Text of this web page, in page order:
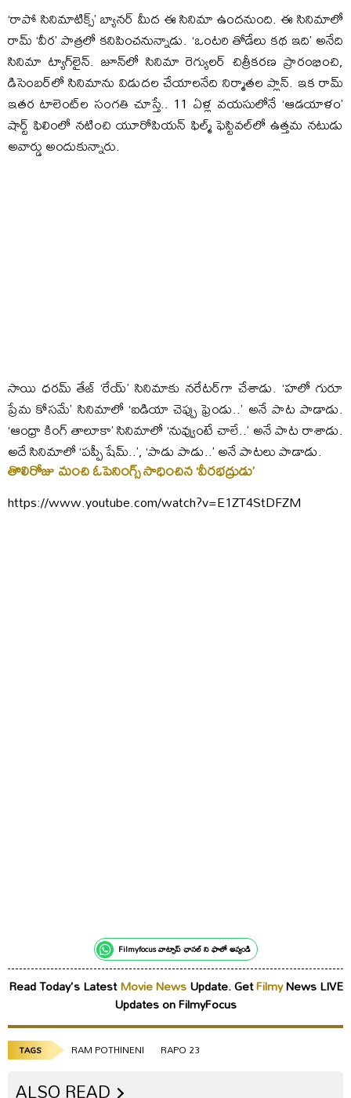
‘రాపో సినిమాటిక్స్‌’ బ్యానర్‌ మీద ఈ సినిమా ఉందనుంది. ఈ సినిమాలో
రామ్‌ ‘వీర’ పాత్రలో కనిపించనున్నాడు. ‘ఒంటరి తోడేలు కథ ఇది’ అనేది
సినిమా ట్యాగ్‌లైన్‌. జూన్‌లో సినిమా రెగ్యులర్‌ చిత్రీకరణ ప్రారంభించి,
డిసెంబర్‌లో సినిమాను విడుదల చేయాలనేది నిర్మాతల ప్లాన్‌. ఇక రామ్‌
ఇతర టాలెంట్‌ల సంగతి చూస్తే.. 11 ఏళ్ల వయసులోనే ‘ఆడయాళం’
షార్ట్ ఫిలింలో నటించి యూరోపియన్ ఫిల్మ్ ఫెస్టివల్‌లో ఉత్తమ నటుడు
అవార్డు అందుకున్నారు.
సాయి ధరమ్‌ తేజ్‌ ‘రేయ్‌’ సినిమాకు నరేటర్‌గా చేశాడు. ‘హలో గురూ
ప్రేమ కోసమే’ సినిమాలో ‘ఐడియా చెప్పు ఫ్రెండు..’ అనే పాట పాడాడు.
‘ఆంధ్రా కింగ్‌ తాలూకా’ సినిమాలో ‘నువ్వుంటే చాలే..’ అనే పాట రాశాడు.
అదే సినిమాలో ‘పప్పీ షేమ్‌..’, ‘పాడు పాడు..’ అనే పాటలు పాడాడు.
తొలిరోజు మంచి ఓపెనింగ్స్ సాధించిన ‘వీరభద్రుడు’
https://www.youtube.com/watch?v=E1ZT4StDFZM
Filmyfocus వాట్సాప్ ఛానల్ ని ఫాలో అవ్వండి
Read Today's LatestMovie NewsUpdate. GetFilmyNews LIVE
Updates on FilmyFocus
TAGS RAM POTHINENI RAPO 23